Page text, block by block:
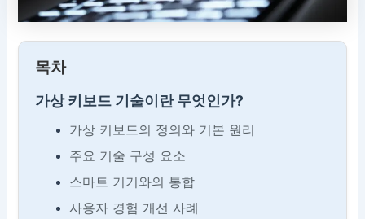
목차
가상 키보드 기술이란 무엇인가?
가상 키보드의 정의와 기본 원리
주요 기술 구성 요소
스마트 기기와의 통합
사용자 경험 개선 사례